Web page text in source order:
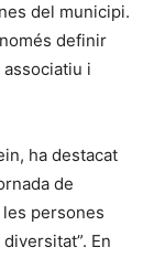
del municipi.
definir
i
ha destacat
de
persones
En